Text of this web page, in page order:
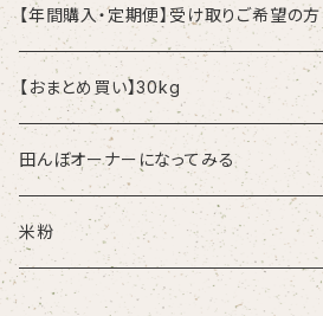
10kg
1ヶ月(毎月)に1回
2ヶ月に1回
5kgずつの発送ご希望の方
1ヶ月(毎月)に1回
2ヶ月に1回
10kgずつの発送ご希望の方
1ヶ月(毎月)に1回
2ヶ月に1回
配達：2kgずつご希望の方
1ヶ月(毎月)に1回
2ヶ月に1回
配達：5kgずつご希望の方
1ヶ月(毎月)に1回
2ヶ月に1回
配達：10kgずつご希望の方
1ヶ月(毎月)に1回
2ヶ月に1回
【年間購入・定期便】受け取りご希望の方
受取：2kgずつの受取ご希望の方
1ヶ月(毎月)に1回
2ヶ月に1回
受取：5kgずつの受取ご希望の方
1ヶ月(毎月)に1回
2ヶ月に1回
受取：10kgずつの受取ご希望の方
1ヶ月(毎月)に1回
【おまとめ買い】30kg
単品：30kg
年間購入：30kg
田んぼオーナーになってみる
米粉